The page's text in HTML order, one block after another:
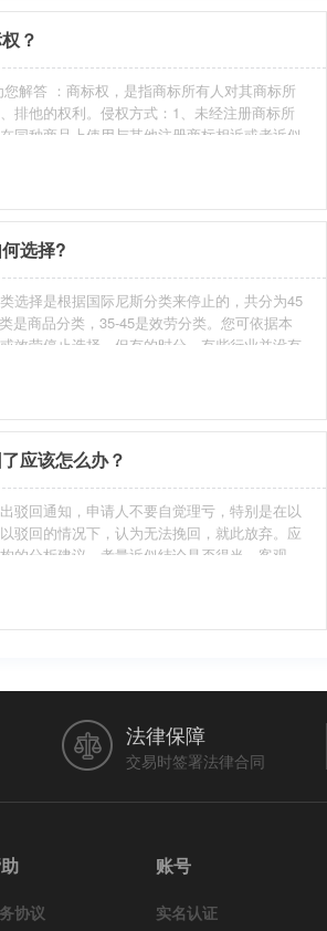
？
解答 ：商标权，是指商标所有人对其商标所
排他的权利。侵权方式：1、未经注册商标所
同种商品上使用与其他注册商标相近或者近似
明知是假冒注册商标的商品。3、伪造、擅自
标标识或者销售伪造、擅自制造的注册商标标
专用权造成其他损害。
选择?
选择是根据国际尼斯分类来停止的，共分为45
是商品分类，35-45是效劳分类。您可依据本
效劳停止选择。但有的时分，有些行业并没有
列出，而且也无法由一个分类就完整包含进
跨类别的状况，对这样的行业要特别留意，假
维护。
应该怎么办？
驳回通知，申请人不要自觉理亏，特别是在以
驳回的情况下，认为无法挽回，就此放弃。应
的分析建议，考量近似结论是否得当、客观，
放弃还是进行复审，从而最大限度的维护自身
最后取得成功都是复审争取来的，审查员作出
法律保障
交易时签署法律合同
协议
账号
实名认证